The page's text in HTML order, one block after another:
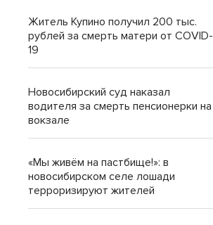
Житель Купино получил 200 тыс.
рублей за смерть матери от COVID-
19
Новосибирский суд наказал
водителя за смерть пенсионерки на
вокзале
«Мы живём на пастбище!»: в
новосибирском селе лошади
терроризируют жителей